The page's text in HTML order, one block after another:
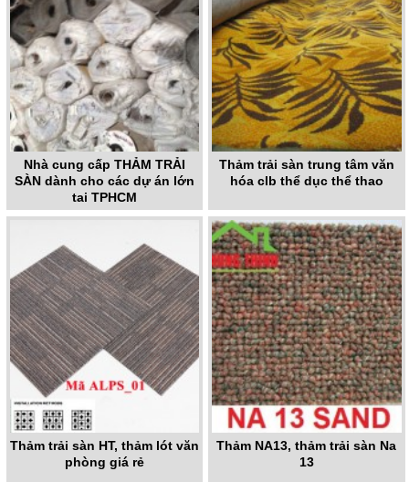
Nhà cung cấp THẢM TRẢI
SÀN dành cho các dự án lớn
tại TPHCM
Thảm trải sàn trung tâm văn
hóa clb thể dục thể thao
Thảm trải sàn HT, thảm lót văn
phòng giá rẻ
Thảm NA13, thảm trải sàn Na
13